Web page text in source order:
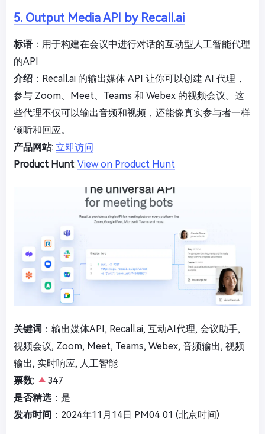
5. Output Media API by Recall.ai
标语：用于构建在会议中进行对话的互动型人工智能代理
的API
介绍 ：Recall.ai 的输出媒体 API 让你可以创建 AI 代理，
参与 Zoom、Meet、Teams 和 Webex 的视频会议。这
些代理不仅可以输出音频和视频，还能像真实参与者一样
倾听和回应。
产品网站: 立即访问
Product Hunt: View on Product Hunt
关键词 ：输出媒体API, Recall.ai, 互动AI代理, 会议助手,
视频会议, Zoom, Meet, Teams, Webex, 音频输出, 视频
输出, 实时响应, 人工智能
票数:
347
是否精选：是
发布时间 ：2024年11月14日 PM04:01 (北京时间)